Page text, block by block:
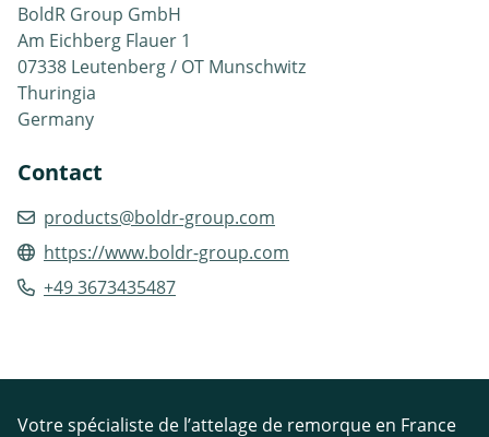
BoldR Group GmbH
Am Eichberg Flauer 1
07338 Leutenberg / OT Munschwitz
Thuringia
Germany
Contact
products@boldr-group.com
https://www.boldr-group.com
+49 3673435487
Votre spécialiste de l’attelage de remorque en France